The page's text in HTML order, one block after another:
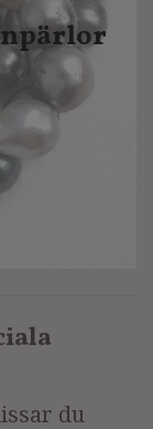
du